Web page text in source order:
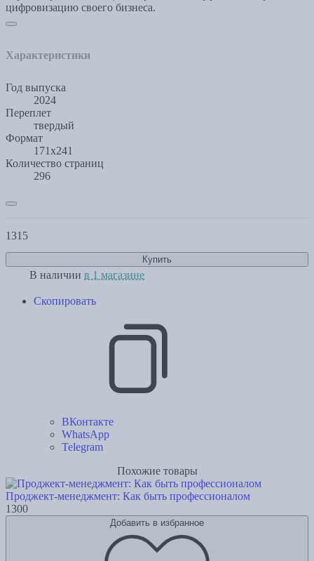
цифровизацию своего бизнеса.
Характеристики
Год выпуска
2024
Переплет
твердый
Формат
171х241
Количество страниц
296
1315
Купить
В наличии в 1 магазине
Скопировать
ВКонтакте
WhatsApp
Telegram
Похожие товары
Проджект-менеджмент: Как быть профессионалом
1300
Добавить в избранное